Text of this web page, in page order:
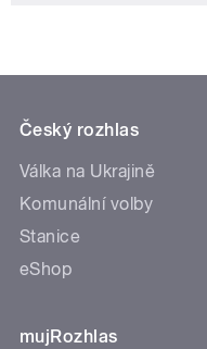
Český rozhlas
Válka na Ukrajině
Komunální volby
Stanice
eShop
mujRozhlas